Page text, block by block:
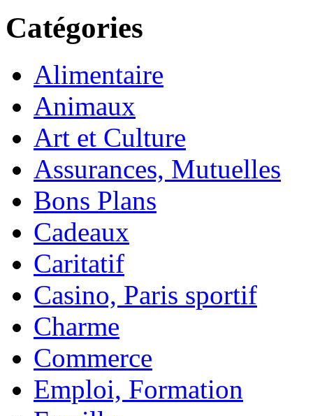
Catégories
Alimentaire
Animaux
Art et Culture
Assurances, Mutuelles
Bons Plans
Cadeaux
Caritatif
Casino, Paris sportif
Charme
Commerce
Emploi, Formation